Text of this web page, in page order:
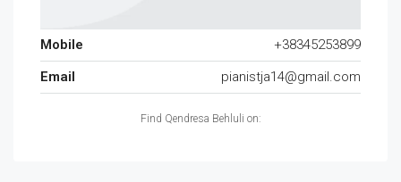
Mobile
+38345253899
Email
pianistja14@gmail.com
Find Qendresa Behluli on: